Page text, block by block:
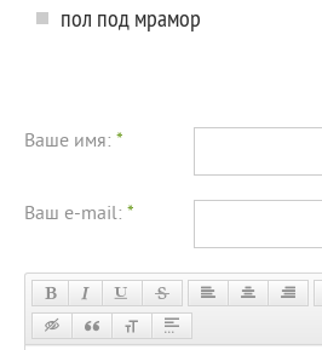
пол под мрамор
Ваше имя: *
Ваш e-mail: *